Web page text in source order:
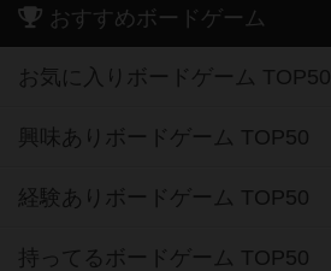
おすすめボードゲーム
お気に入りボードゲーム TOP50
興味ありボードゲーム TOP50
経験ありボードゲーム TOP50
持ってるボードゲーム TOP50